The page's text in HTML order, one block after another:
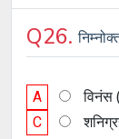
Q26.
A विनंस
C